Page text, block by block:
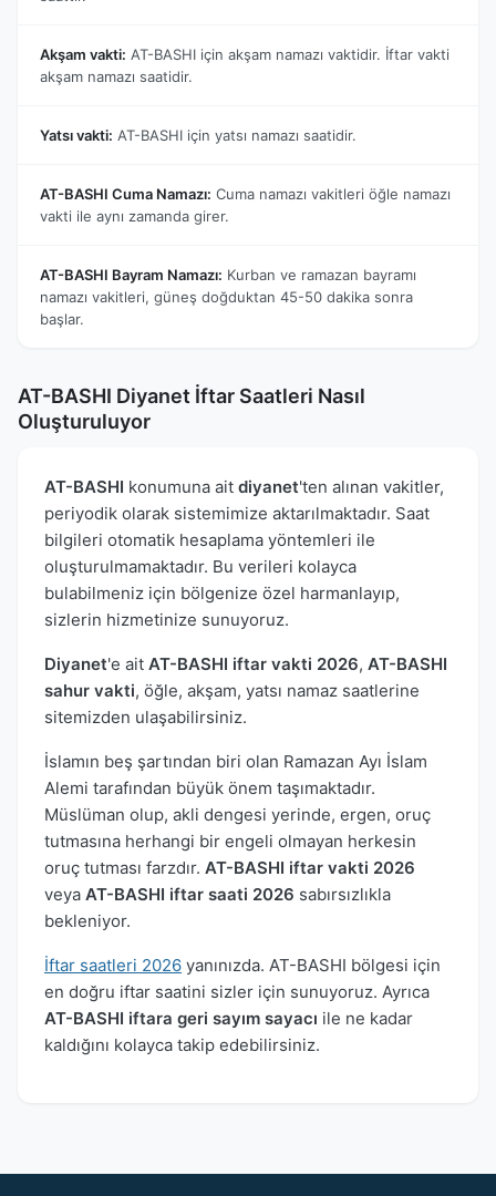
Akşam vakti: AT-BASHI için akşam namazı vaktidir. İftar vakti
akşam namazı saatidir.
Yatsı vakti: AT-BASHI için yatsı namazı saatidir.
AT-BASHI Cuma Namazı: Cuma namazı vakitleri öğle namazı
vakti ile aynı zamanda girer.
AT-BASHI Bayram Namazı: Kurban ve ramazan bayramı
namazı vakitleri, güneş doğduktan 45-50 dakika sonra
başlar.
AT-BASHI Diyanet İftar Saatleri Nasıl
Oluşturuluyor
AT-BASHI konumuna ait diyanet'ten alınan vakitler,
periyodik olarak sistemimize aktarılmaktadır. Saat
bilgileri otomatik hesaplama yöntemleri ile
oluşturulmamaktadır. Bu verileri kolayca
bulabilmeniz için bölgenize özel harmanlayıp,
sizlerin hizmetinize sunuyoruz.
Diyanet'e ait AT-BASHI iftar vakti 2026, AT-BASHI
sahur vakti, öğle, akşam, yatsı namaz saatlerine
sitemizden ulaşabilirsiniz.
İslamın beş şartından biri olan Ramazan Ayı İslam
Alemi tarafından büyük önem taşımaktadır.
Müslüman olup, akli dengesi yerinde, ergen, oruç
tutmasına herhangi bir engeli olmayan herkesin
oruç tutması farzdır. AT-BASHI iftar vakti 2026
veya AT-BASHI iftar saati 2026 sabırsızlıkla
bekleniyor.
İftar saatleri 2026 yanınızda. AT-BASHI bölgesi için
en doğru iftar saatini sizler için sunuyoruz. Ayrıca
AT-BASHI iftara geri sayım sayacı ile ne kadar
kaldığını kolayca takip edebilirsiniz.